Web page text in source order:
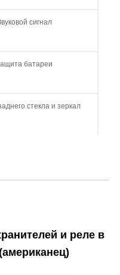
сигнал
батареи
стекла и зеркал
и реле в